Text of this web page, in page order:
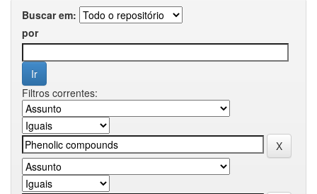
Buscar em:
por
Filtros correntes: